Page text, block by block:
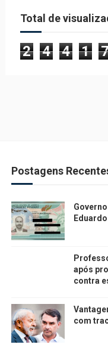
Total de
2 4 4 1
Postagens
após
contra
com